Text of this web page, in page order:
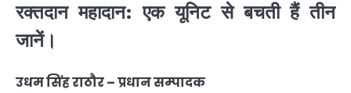
रक्तदान महादान: एक यूनिट से बचती हैं तीन
जानें।
उधम सिंह राठौर – प्रधान सम्पादक